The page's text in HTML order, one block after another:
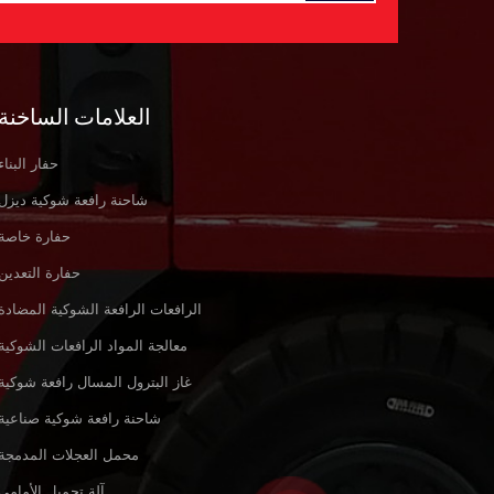
العلامات
حفار
شاحنة رافعة شوكية
حفارة
حفارة
الرافعات الرافعة الشوكية
معالجة المواد الرافعات
غاز البترول المسال رافعة
شاحنة رافعة شوكية
محمل العجلات